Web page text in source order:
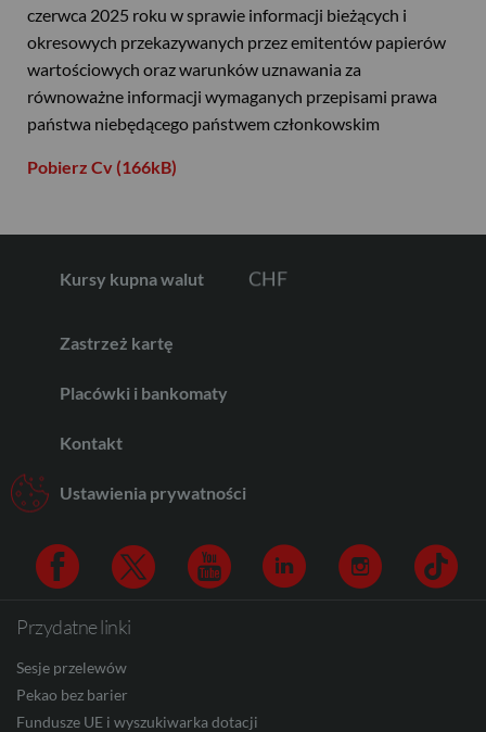
czerwca 2025 roku w sprawie informacji bieżących i
okresowych przekazywanych przez emitentów papierów
wartościowych oraz warunków uznawania za
równoważne informacji wymaganych przepisami prawa
państwa niebędącego państwem członkowskim
Pobierz Cv (166kB)
Kursy kupna walut
EUR
JPY
Zastrzeż kartę
Placówki i bankomaty
Kontakt
Ustawienia prywatności
Facebook
Przydatne linki
Sesje przelewów
Pekao bez barier
Fundusze UE i wyszukiwarka dotacji